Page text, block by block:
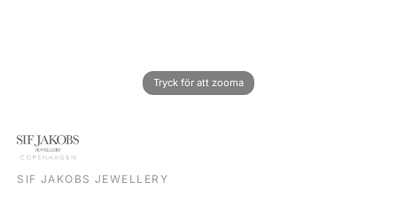
SIF JAKOBS JEWELLERY